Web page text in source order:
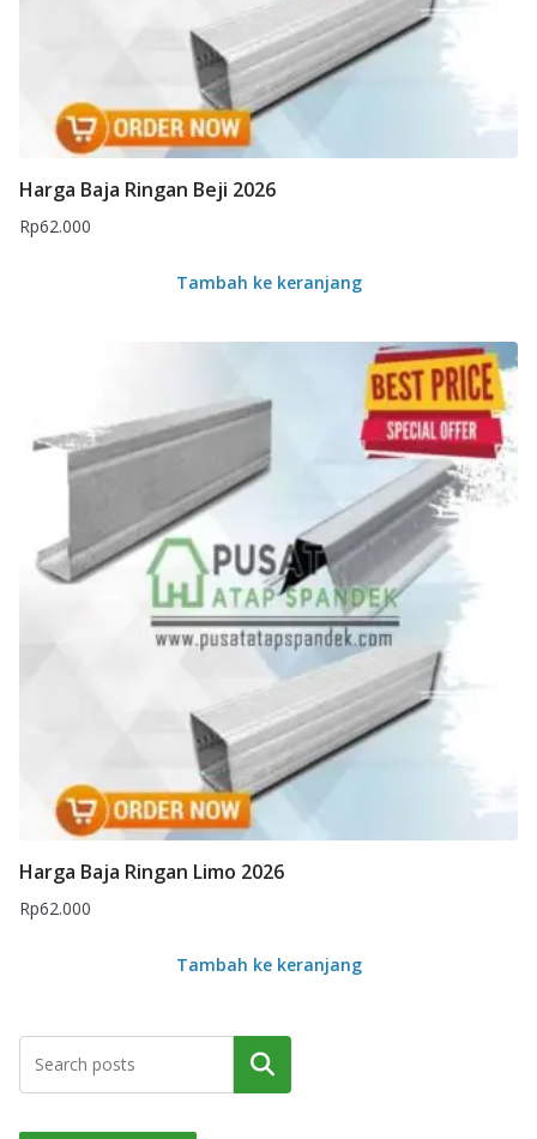
Harga Baja Ringan Beji 2026
Rp62.000
Tambah ke keranjang
Harga Baja Ringan Limo 2026
Rp62.000
Tambah ke keranjang
Cari